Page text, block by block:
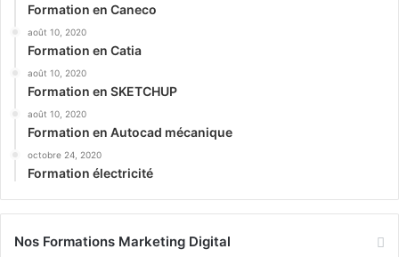
Formation en Caneco
août 10, 2020
Formation en Catia
août 10, 2020
Formation en SKETCHUP
août 10, 2020
Formation en Autocad mécanique
octobre 24, 2020
Formation électricité
Nos Formations Marketing Digital